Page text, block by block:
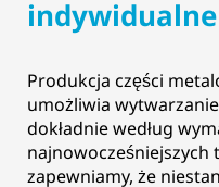
indywidualne
Produkcja części
umożliwia
dokładnie według
najnowocześniejszych
zapewniamy, że